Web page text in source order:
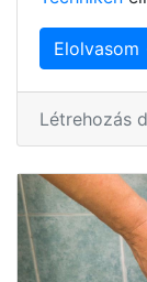
Létrehozás